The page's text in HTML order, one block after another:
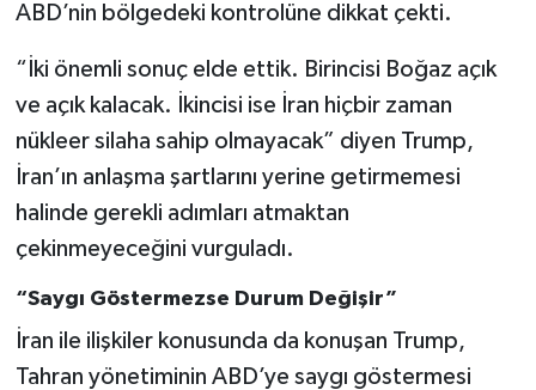
ABD’nin bölgedeki kontrolüne dikkat çekti.
“İki önemli sonuç elde ettik. Birincisi Boğaz açık
ve açık kalacak. İkincisi ise İran hiçbir zaman
nükleer silaha sahip olmayacak” diyen Trump,
İran’ın anlaşma şartlarını yerine getirmemesi
halinde gerekli adımları atmaktan
çekinmeyeceğini vurguladı.
“Saygı Göstermezse Durum Değişir”
İran ile ilişkiler konusunda da konuşan Trump,
Tahran yönetiminin ABD’ye saygı göstermesi